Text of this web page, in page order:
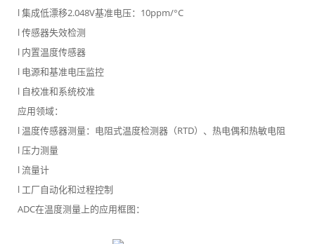
l 集成低漂移2.048V基准电压：10ppm/°C
l 传感器失效检测
l 内置温度传感器
l 电源和基准电压监控
l 自校准和系统校准
应用领域：
l 温度传感器测量：电阻式温度检测器（RTD）、热电偶和热敏电阻
l 压力测量
l 流量计
l 工厂自动化和过程控制
ADC在温度测量上的应用框图：